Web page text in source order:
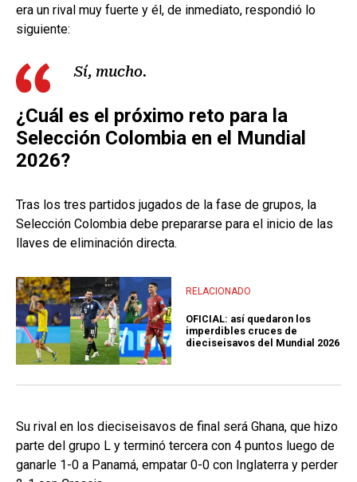
era un rival muy fuerte y él, de inmediato, respondió lo
siguiente:
Sí, mucho.
¿Cuál es el próximo reto para la
Selección Colombia en el Mundial
2026?
Tras los tres partidos jugados de la fase de grupos, la
Selección Colombia debe prepararse para el inicio de las
llaves de eliminación directa.
RELACIONADO
OFICIAL: así quedaron los
imperdibles cruces de
dieciseisavos del Mundial 2026
Su rival en los dieciseisavos de final será Ghana, que hizo
parte del grupo L y terminó tercera con 4 puntos luego de
ganarle 1-0 a Panamá, empatar 0-0 con Inglaterra y perder